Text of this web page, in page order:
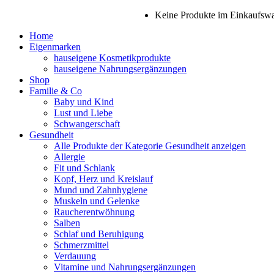
Keine Produkte im
Home
Eigenmarken
hauseigene Kosmetikprodukte
hauseigene Nahrungsergänzungen
Shop
Familie & Co
Baby und Kind
Lust und Liebe
Schwangerschaft
Gesundheit
Alle Produkte der Kategorie Gesundheit anzeigen
Allergie
Fit und Schlank
Kopf, Herz und Kreislauf
Mund und Zahnhygiene
Muskeln und Gelenke
Raucherentwöhnung
Salben
Schlaf und Beruhigung
Schmerzmittel
Verdauung
Vitamine und Nahrungsergänzungen